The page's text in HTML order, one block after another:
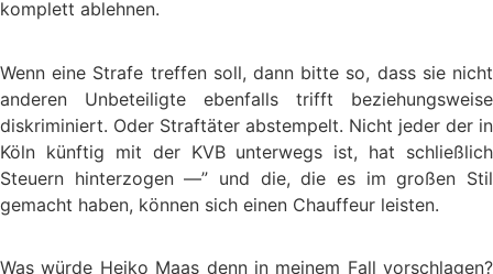
komplett ablehnen.
Wenn eine Strafe treffen soll, dann bitte so, dass sie nicht
anderen Unbeteiligte ebenfalls trifft beziehungsweise
diskriminiert. Oder Straftäter abstempelt. Nicht jeder der in
Köln künftig mit der KVB unterwegs ist, hat schließlich
Steuern hinterzogen —” und die, die es im großen Stil
gemacht haben, können sich einen Chauffeur leisten.
Was würde Heiko Maas denn in meinem Fall vorschlagen?